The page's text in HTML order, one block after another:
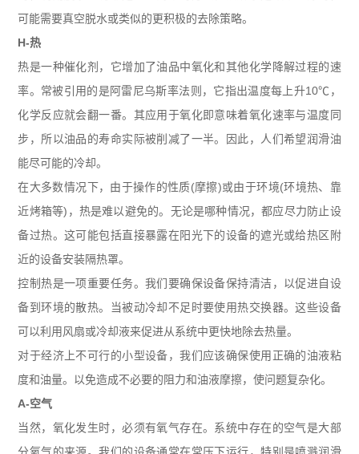
可能需要真空脱水或类似的更积极的去除策略。
H-热
热是一种催化剂，它增加了油品中氧化和其他化学降解过程的速
率。常被引用的是阿雷尼乌斯率法则，它指出温度每上升10℃，
化学反应就会翻一番。其应用于氧化即意味着氧化速率与温度同
步，所以油品的寿命实际被削减了一半。因此，人们希望润滑油
能尽可能的冷却。
在大多数情况下，由于操作的性质(摩擦)或由于环境(环境热、靠
近烤箱等) ，热是难以避免的。无论是哪种情况，都应尽力防止设
备过热。这可能包括直接暴露在阳光下的设备的遮光或给热区附
近的设备安装隔热罩。
控制热是一项重要任务。我们要确保设备保持清洁，以促进自设
备到环境的散热。当被动冷却不足时要使用热交换器。这些设备
可以利用风扇或冷却液来促进从系统中更快地除去热量。
对于经济上不可行的小型设备，我们应该确保使用正确的油液粘
度和油量。以免造成不必要的阻力和油液摩擦，使问题复杂化。
A-空气
当然，氧化发生时，必须有氧气存在。系统中存在的空气是大部